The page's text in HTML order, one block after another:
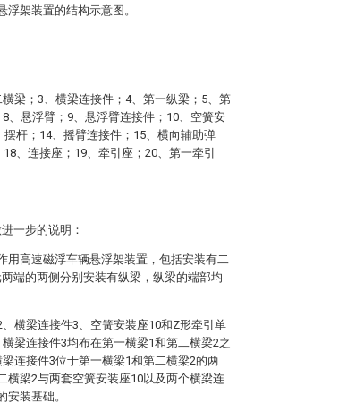
架装置的结构示意图。
梁；3、横梁连接件；4、第一纵梁；5、第
、悬浮臂；9、悬浮臂连接件；10、空簧安
杆；14、摇臂连接件；15、横向辅助弹
、连接座；19、牵引座；20、第一牵引
一步的说明：
用高速磁浮车辆悬浮架装置，包括安装有二
端的两侧分别安装有纵梁，纵梁的端部均
横梁连接件3、空簧安装座10和Z形牵引单
梁连接件3均布在第一横梁1和第二横梁2之
连接件3位于第一横梁1和第二横梁2的两
横梁2与两套空簧安装座10以及两个横梁连
装基础。